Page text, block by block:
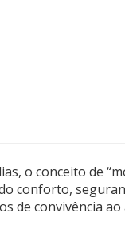
o conceito de
conforto,
de convivência ao